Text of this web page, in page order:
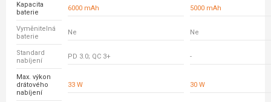
Kapacita
baterie
6000 mAh 5000 mAh
Vyměnitelná
baterie
Ne Ne
Standard
nabíjení
PD 3.0; QC 3+ -
Max. výkon
drátového
nabíjení
33 W 30 W